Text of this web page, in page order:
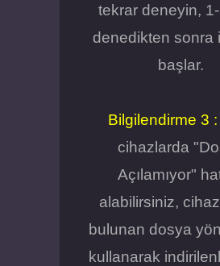
tekrar deneyin,
denedikten sonra
başlar.
Bilgilendirme 3 :
cihazlarda
Açılamıyor"
alabilirsiniz,
bulunan dosya
kullanarak